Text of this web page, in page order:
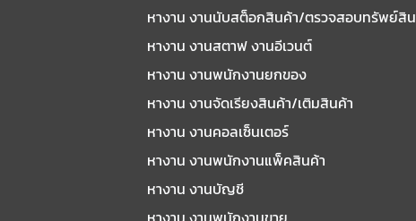
หางาน งานนับสต็อกสินค้า/ตรวจสอบทรัพย์สิน
หางาน งานสตาฟ งานอีเวนต์
หางาน งานพนักงานยกของ
หางาน งานจัดเรียงสินค้า/เติมสินค้า
หางาน งานคอลเซ็นเตอร์
หางาน งานพนักงานแพ็คสินค้า
หางาน งานบัญชี